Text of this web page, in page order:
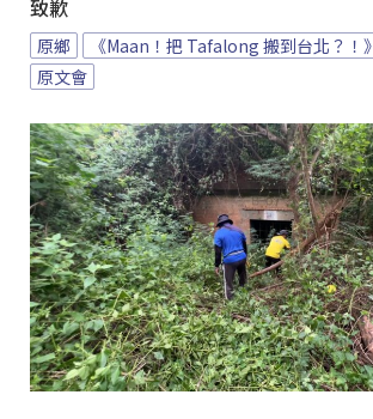
致歉
原鄉 《Maan！把 Tafalong 搬到台北？！》
原文會